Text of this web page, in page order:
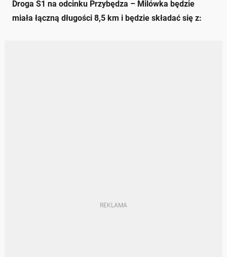
Droga S1 na odcinku Przybędza – Milówka będzie
miała łączną długości 8,5 km i będzie składać się z: